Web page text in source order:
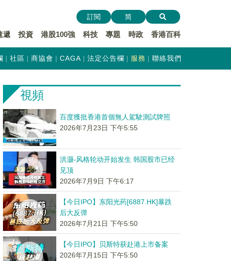
遞 投資 港股100強 科技 專題 時政 香港百科
訂閱 简
社區 商協會 CAGA 法定公告欄 服務 聯絡我們
視頻
百度獲批香港首個無人駕駛測試牌照
2026年7月23日 下午5:55
洪灏-风格轮动开始发生 韩国股市已经
见顶
2026年7月9日 下午6:17
【今日IPO】东阳光药[6887.HK]暴跌
后大反弹
2026年7月21日 下午5:50
【今日IPO】贝斯特获赴港上市备案
2026年7月15日 下午5:50